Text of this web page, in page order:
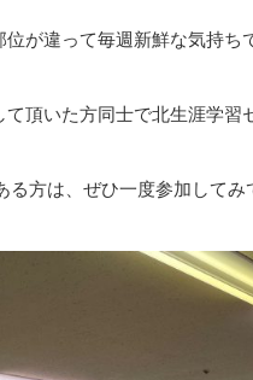
が違って毎週新鮮な気持ち
て頂いた方同士で北生涯学習
る方は、ぜひ一度参加してみ